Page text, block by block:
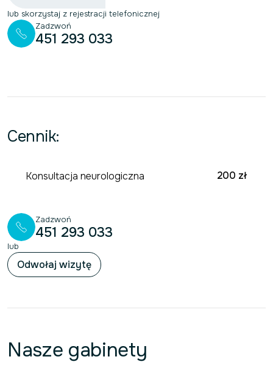
lub skorzystaj z rejestracji telefonicznej
Zadzwoń
451 293 033
Cennik:
Konsultacja neurologiczna 200 zł
Zadzwoń
451 293 033
lub
Odwołaj wizytę
Nasze gabinety